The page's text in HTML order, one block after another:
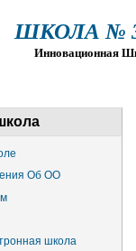
ШКОЛА № 35
Инновационная
Об ОО
школа